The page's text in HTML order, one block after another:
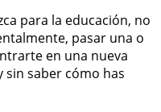
para la educación, no
pasar una o
en una nueva
sin saber cómo has